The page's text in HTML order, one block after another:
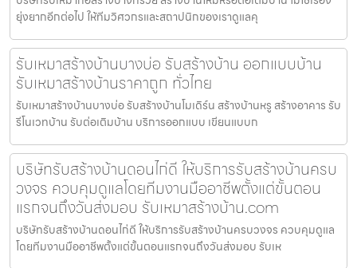
ยุ่งยากอีกต่อไป ให้ทีมวิศวกรและสถาปนิกของเราดูแลคุ
รับเหมาสร้างบ้านบางบ่อ รับสร้างบ้าน ออกแบบบ้าน
รับเหมาสร้างบ้านราคาถูก ทั่วไทย
รับเหมาสร้างบ้านบางบ่อ รับสร้างบ้านโมเดิร์น สร้างบ้านหรู สร้างอาคาร รับ
รีโนเวทบ้าน รับต่อเติมบ้าน บริการออกแบบ เขียนแบบก
บริษัทรับสร้างบ้านดอนไก่ดี ให้บริการรับสร้างบ้านครบ
วงจร ควบคุมดูแลโดยทีมงานมืออาชีพตั้งแต่ขั้นตอน
แรกจนถึงวันส่งมอบ รับเหมาสร้างบ้าน.com
บริษัทรับสร้างบ้านดอนไก่ดี ให้บริการรับสร้างบ้านครบวงจร ควบคุมดูแล
โดยทีมงานมืออาชีพตั้งแต่ขั้นตอนแรกจนถึงวันส่งมอบ รับเห